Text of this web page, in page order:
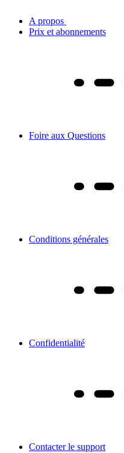
A propos
Prix et abonnements
Foire aux Questions
Conditions générales
Confidentialité
Contacter le support